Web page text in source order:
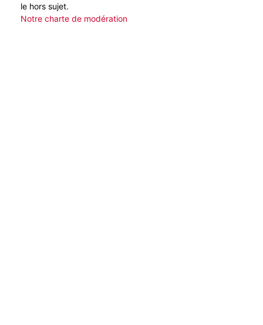
le hors sujet.
Notre charte de modération